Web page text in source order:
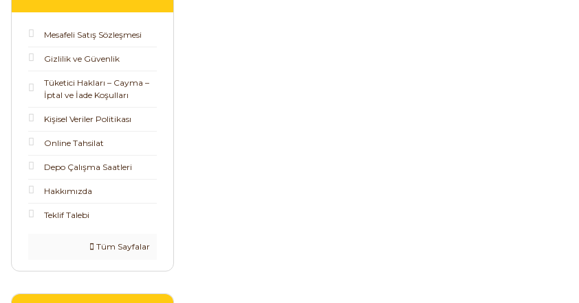
Mesafeli Satış Sözleşmesi
Gizlilik ve Güvenlik
Tüketici Hakları – Cayma –
İptal ve İade Koşulları
Kişisel Veriler Politikası
Online Tahsilat
Depo Çalışma Saatleri
Hakkımızda
Teklif Talebi
Tüm Sayfalar